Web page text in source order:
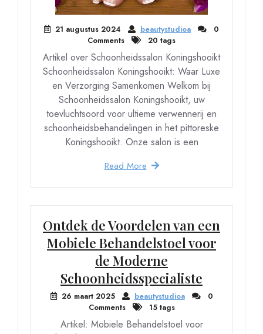
21 augustus 2024 beautystudioa
0
Comments
20 tags
Artikel over Schoonheidssalon Koningshooikt
Schoonheidssalon Koningshooikt: Waar Luxe
en Verzorging Samenkomen Welkom bij
Schoonheidssalon Koningshooikt, uw
toevluchtsoord voor ultieme verwennerij en
schoonheidsbehandelingen in het pittoreske
Koningshooikt. Onze salon is een
Read More
Ontdek de Voordelen van een
Mobiele Behandelstoel voor
de Moderne
Schoonheidsspecialiste
26 maart 2025 beautystudioa
0
Comments
15 tags
Artikel: Mobiele Behandelstoel voor